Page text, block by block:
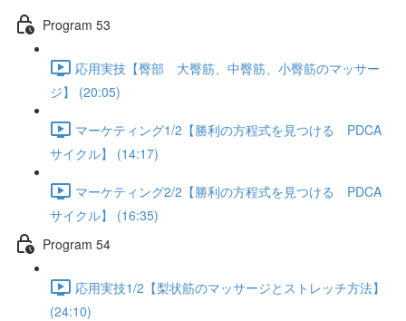
Program 53
応用実技【臀部 大臀筋、中臀筋、小臀筋のマッサー
ジ】 (20:05)
マーケティング1/2【勝利の方程式を見つける PDCA
サイクル】 (14:17)
マーケティング2/2【勝利の方程式を見つける PDCA
サイクル】 (16:35)
Program 54
応用実技1/2【梨状筋のマッサージとストレッチ方法】
(24:10)